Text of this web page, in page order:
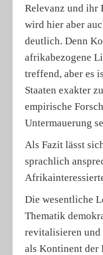
Relevanz und ihr
wird hier aber
deutlich. Denn
afrikabezogene
treffend, aber es
Staaten exakter
empirische
Untermauerung
Als Fazit lässt
sprachlich
Die wesentliche
Thematik
revitalisieren
als Kontinent der